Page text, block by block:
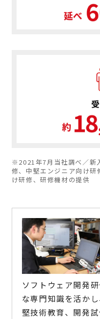
※2021年7月当社調べ／新
修、中堅エンジニア向け研
け研修、研修機材の提供
ソフトウェア開発
な専門知識を活か
堅技術教育、開発